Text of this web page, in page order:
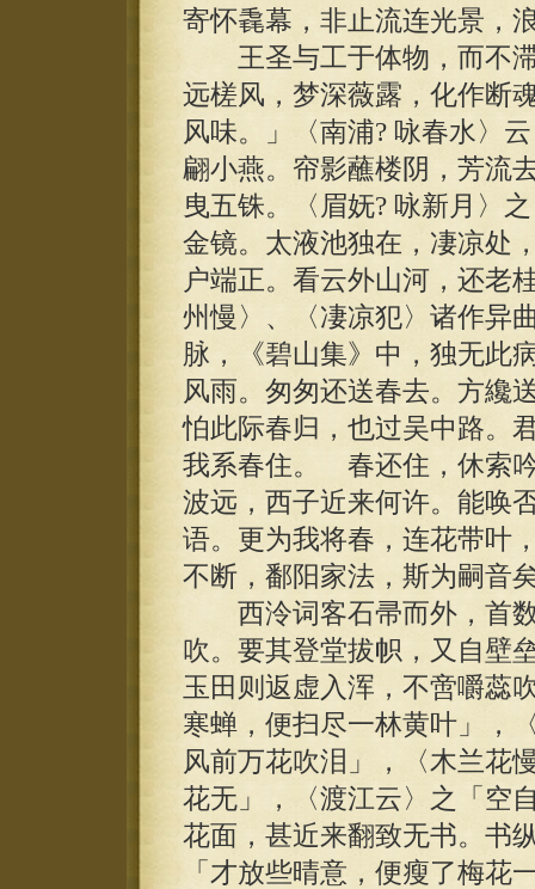
寄怀毳幕，非止流连光景，
王圣与工于体物，而不滞
远槎风，梦深薇露，化作断
风味。」〈南浦? 咏春水〉
翩小燕。帘影蘸楼阴，芳流
曳五铢。〈眉妩? 咏新月〉
金镜。太液池独在，凄凉处
户端正。看云外山河，还老
州慢〉、〈凄凉犯〉诸作异
脉，《碧山集》中，独无此
风雨。匆匆还送春去。方纔
怕此际春归，也过吴中路。
我系春住。 春还住，休索
波远，西子近来何许。能唤
语。更为我将春，连花带叶
不断，鄱阳家法，斯为嗣音
西泠词客石帚而外，首数
吹。要其登堂拔帜，又自壁
玉田则返虚入浑，不啻嚼蕊
寒蝉，便扫尽一林黄叶」，
风前万花吹泪」，〈木兰花
花无」，〈渡江云〉之「空
花面，甚近来翻致无书。书
「才放些晴意，便瘦了梅花